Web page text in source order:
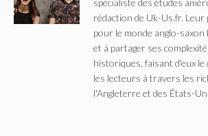
rédaction de Uk-Us.fr. Leur
pour le monde anglo-
et à partager ses
historiques, faisant d'eux le
les lecteurs à travers les
l'Angleterre et des États-